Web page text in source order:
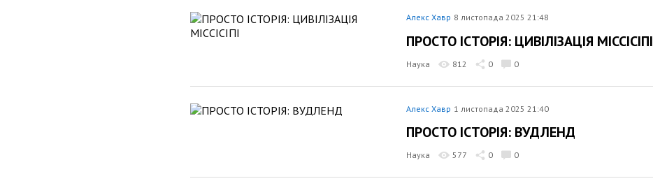
Алекс Хавр 8 листопада 2025 21:48
ПРОСТО ІСТОРІЯ: ЦИВІЛІЗАЦІЯ МІССІСІПІ
Наука 812 0 0
Алекс Хавр 1 листопада 2025 21:40
ПРОСТО ІСТОРІЯ: ВУДЛЕНД
Наука 577 0 0